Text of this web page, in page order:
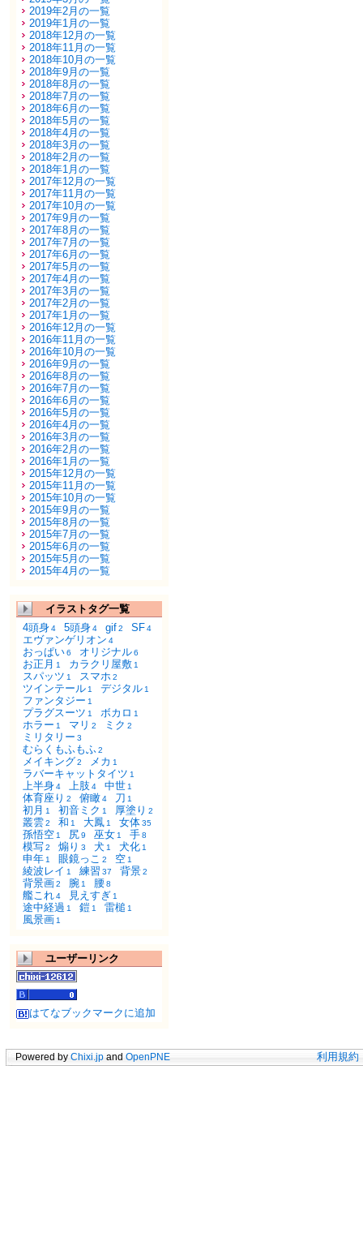
2019年2月の一覧
2019年1月の一覧
2018年12月の一覧
2018年11月の一覧
2018年10月の一覧
2018年9月の一覧
2018年8月の一覧
2018年7月の一覧
2018年6月の一覧
2018年5月の一覧
2018年4月の一覧
2018年3月の一覧
2018年2月の一覧
2018年1月の一覧
2017年12月の一覧
2017年11月の一覧
2017年10月の一覧
2017年9月の一覧
2017年8月の一覧
2017年7月の一覧
2017年6月の一覧
2017年5月の一覧
2017年4月の一覧
2017年3月の一覧
2017年2月の一覧
2017年1月の一覧
2016年12月の一覧
2016年11月の一覧
2016年10月の一覧
2016年9月の一覧
2016年8月の一覧
2016年7月の一覧
2016年6月の一覧
2016年5月の一覧
2016年4月の一覧
2016年3月の一覧
2016年2月の一覧
2016年1月の一覧
2015年12月の一覧
2015年11月の一覧
2015年10月の一覧
2015年9月の一覧
2015年8月の一覧
2015年7月の一覧
2015年6月の一覧
2015年5月の一覧
2015年4月の一覧
イラストタグ一覧
4頭身4 5頭身4 gif2 SF4
エヴァンゲリオン 4
おっぱい6 オリジナル6
お正月 1 カラクリ屋敷 1
スパッツ 1 スマホ 2
ツインテール 1 デジタル 1
ファンタジー 1
プラグスーツ 1 ボカロ 1
ホラー 1 マリ 2 ミク 2
ミリタリー 3
むらくもふもふ2
メイキング2 メカ 1
ラバーキャットタイツ 1
上半身4 上肢 4 中世 1
体育座り 2 俯瞰4 刀 1
初月 1 初音ミク 1 厚塗り 2
叢雲2 和 1 大鳳 1 女体35
孫悟空 1 尻9 巫女 1 手8
模写2 煽り 3 犬 1 犬化 1
申年 1 眼鏡っこ 2 空 1
綾波レイ 1 練習 37 背景2
背景画2 腕 1 腰8
艦これ4 見えすぎ 1
途中経過 1 鎧 1 雷槌 1
風景画 1
ユーザーリンク
はてなブックマークに追加
Powered by Chixi.jp and OpenPNE 利用規約